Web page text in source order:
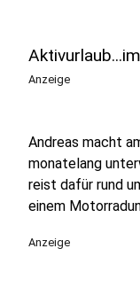
Anzeige
Andreas macht
monatelang
reist dafür rund
einem
Anzeige